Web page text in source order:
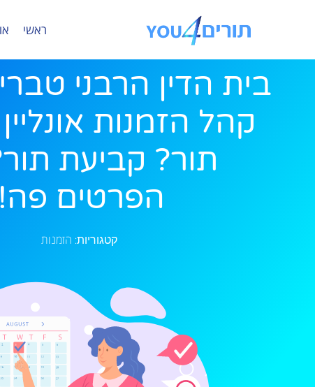
ראשי
בית הדין הרבני
קהל הזמנות
תור? קביעת
הפרטים פה!
קטגוריות: הזמנות